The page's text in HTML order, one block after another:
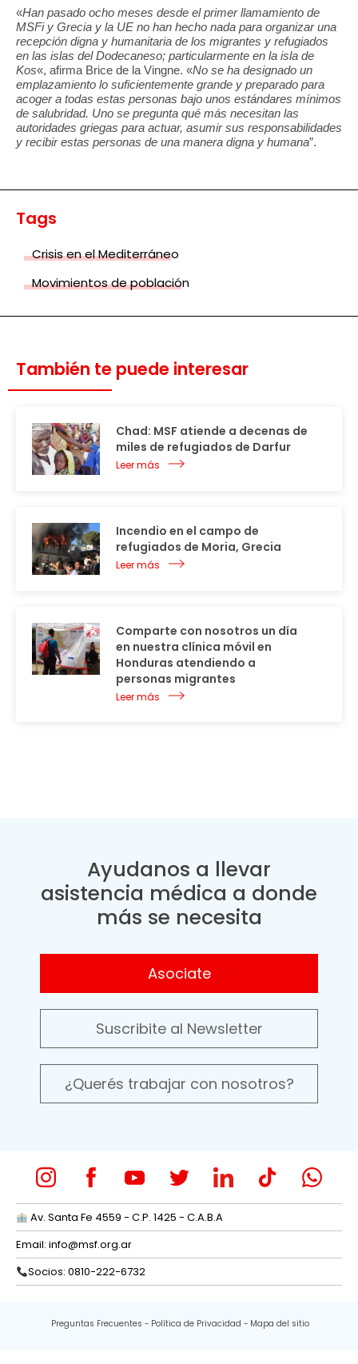
«Han pasado ocho meses desde el primer llamamiento de
MSFi y Grecia y la UE no han hecho nada para organizar una
recepción digna y humanitaria de los migrantes y refugiados
en las islas del Dodecaneso; particularmente en la isla de
Kos«, afirma Brice de la Vingne. «No se ha designado un
emplazamiento lo suficientemente grande y preparado para
acoger a todas estas personas bajo unos estándares mínimos
de salubridad. Uno se pregunta qué más necesitan las
autoridades griegas para actuar, asumir sus responsabilidades
y recibir estas personas de una manera digna y humana”.
Tags
Crisis en el Mediterráneo
Movimientos de población
También te puede interesar
Chad: MSF atiende a decenas de
miles de refugiados de Darfur
Leer más
Incendio en el campo de
refugiados de Moria, Grecia
Leer más
Comparte con nosotros un día
en nuestra clínica móvil en
Honduras atendiendo a
personas migrantes
Leer más
Ayudanos a llevar
asistencia médica a donde
más se necesita
Asociate
Suscribite al Newsletter
¿Querés trabajar con nosotros?
Av. Santa Fe 4559 - C.P. 1425 - C.A.B.A
Email: info@msf.org.ar
Socios: 0810-222-6732
Preguntas Frecuentes Política de Privacidad Mapa del sitio